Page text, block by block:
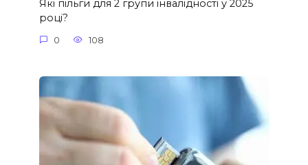
Які пільги для 2 групи інвалідності у 2025
році?
0 108